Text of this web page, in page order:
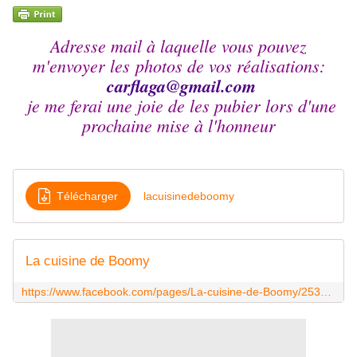
Adresse mail à laquelle vous pouvez
m'envoyer les photos de vos réalisations:
carflaga@gmail.com
je me ferai une joie de les pubier lors d'une
prochaine mise à l'honneur
Télécharger lacuisinedeboomy
La cuisine de Boomy